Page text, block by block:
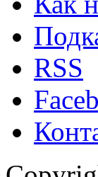
RSS